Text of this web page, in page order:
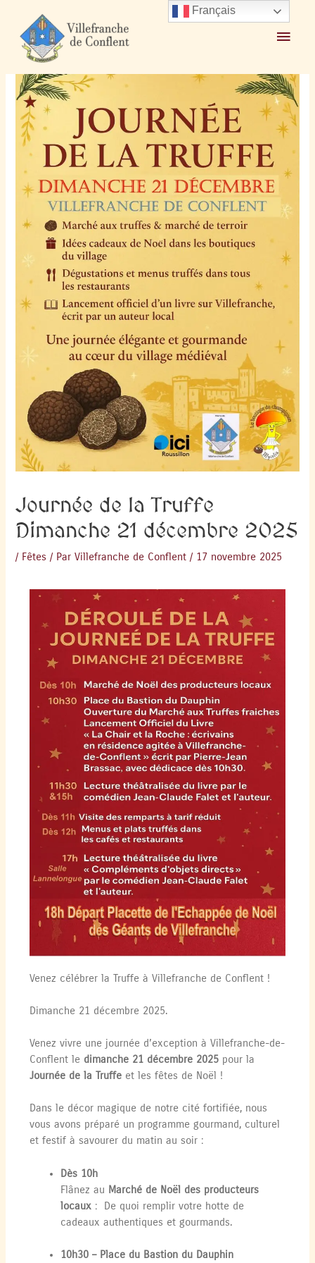
Accueil 2025 novembre
Journée de la Truffe Dimanche 21 décembre 2025
Journée de la Truffe
Dimanche 21 décembre 2025
/ Fêtes / ParVillefranche de Conflent / 17 novembre 2025
Venez célébrer la Truffe à Villefranche de Conflent !
Dimanche 21 décembre 2025.
Venez vivre une journée d’exception à Villefranche-de-
Conflent le dimanche 21 décembre 2025 pour la
Journée de la Truffe et les fêtes de Noël !
Dans le décor magique de notre cité fortifiée, nous
vous avons préparé un programme gourmand, culturel
et festif à savourer du matin au soir :
Dès 10h
Flânez au Marché de Noël des producteurs
locaux : De quoi remplir votre hotte de
cadeaux authentiques et gourmands.
10h30 – Place du Bastion du Dauphin
Français